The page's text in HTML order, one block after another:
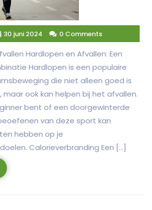
30 juni 2024 0 Comments
Hardlopen en Afvallen: Een
Hardlopen is een populaire
die niet alleen goed is
maar ook kan helpen bij het afvallen.
bent of een doorgewinterde
van deze sport kan
hebben op je
Calorieverbranding Een […]